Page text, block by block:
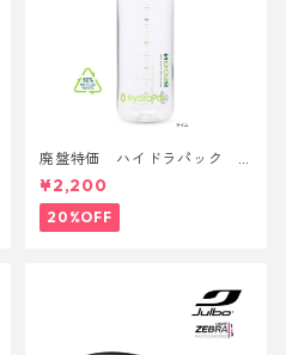
廃盤特価 ハイドラパック
リーコン ツイスト＆シップ 50
0ml
¥2,200
20%OFF